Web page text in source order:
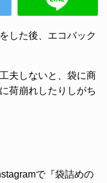
した後、エコバック
夫しないと、袋に商
荷崩れしたりしがち
で『袋詰めの